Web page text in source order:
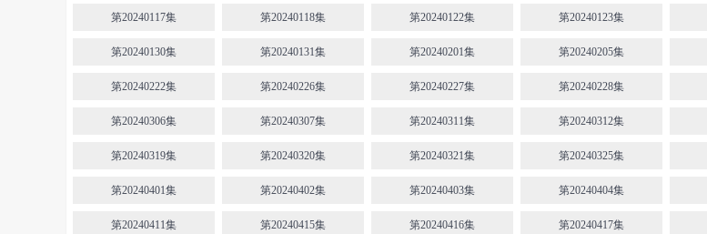
第20240117集 第20240118集 第20240122集 第20240123集
第20240130集 第20240131集 第20240201集 第20240205集
第20240222集 第20240226集 第20240227集 第20240228集
第20240306集 第20240307集 第20240311集 第20240312集
第20240319集 第20240320集 第20240321集 第20240325集
第20240401集 第20240402集 第20240403集 第20240404集
第20240411集 第20240415集 第20240416集 第20240417集